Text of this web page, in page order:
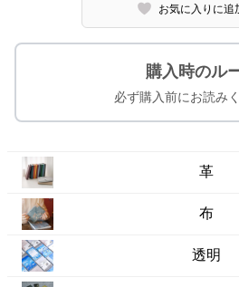
お気に入りに追
購入時のル
必ず購入前にお読み
革
布
透明